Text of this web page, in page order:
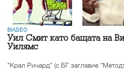
ВИДЕО
Уил Смит като бащата на
Уилямс
"Крал Ричард" (с БГ заглавие